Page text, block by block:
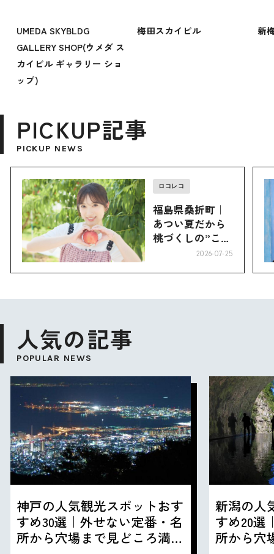
UMEDA SKYBLDG
GALLERY SHOP(ウメダ ス
カイビル ギャラリー ショ
ップ)
梅田スカイビル 新
PICKUP記事
PICKUP NEWS
ロコレコ
福島県桑折町｜
あつい夏だから
桃づくしの”こお
2026-07-25
人気の記事
POPULAR NEWS
神戸の人気観光スポットおす
すめ30選｜外せない定番・名
所から穴場まで見どころ満載
新潟の人
すめ20選
所から穴